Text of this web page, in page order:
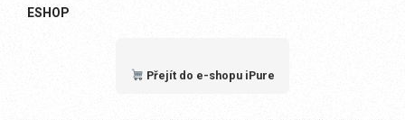
ESHOP
Přejít do e-shopu iPure